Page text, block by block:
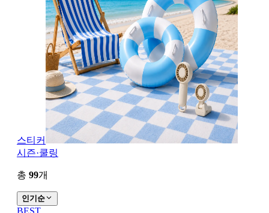
스티커
시즌·쿨링
총 99개
인기순
BEST